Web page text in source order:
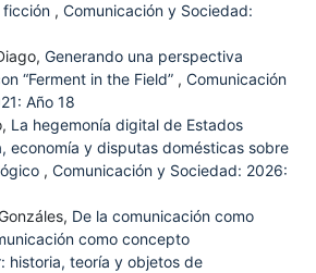
ficción , Comunicación y Sociedad:
Generando una perspectiva
“Ferment in the Field” , Comunicación
Año 18
La hegemonía digital de Estados
economía y disputas domésticas sobre
, Comunicación y Sociedad: 2026:
De la comunicación como
como concepto
historia, teoría y objetos de